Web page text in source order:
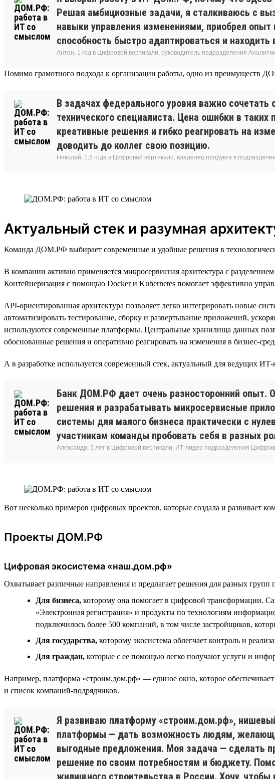
Решая амбициозные задачи, я сталкиваюсь с
навыки управления изменениями, приобрел
способность быстро адаптироваться и
Антон, 1 год в Цифровой вертикали, руководитель подразделения
Помимо грамотного подхода к организации работы, одно из преимуществ
В задачах федерального уровня важно
технического специалиста. Цена ошибки в
креативные решения и гибко реагировать на
доводить до коллег свою позицию.
Николай, 1,5 года в Цифровой вертикали, владелец продукта в
Актуальный стек и разумная
Команда ДОМ.РФ выбирает современные и удобные решения в
В компании активно применяется микросервисная архитектура с
Контейнеризация с помощью Docker и Kubernetes помогает эффективно
API-ориентированная архитектура позволяет легко интегрировать новые
автоматизировать тестирование, сборку и развертывание приложений,
используются современные платформы. Центральные хранилища данных
обоснованные решения и оперативно реагировать на изменения в бизнес-
А в разработке используется современный стек, актуальный для ведущих
Банк ДОМ.РФ дает очень разносторонний опыт.
решения и разрабатывать микросервисные
системы для малого бизнеса практически с
участникам команды пробовать себя в разных
Александр, 5 лет в Цифровой вертикали, ИТ-лидер подразделения
Вот несколько примеров цифровых проектов, которые создала и развивает
Проекты ДОМ.РФ
Цифровая экосистема «наш.дом.рф»
Охватывает различные направления и предлагает решения для разных групп
Для бизнеса, которому она помогает в цифровой трансформации.
«Электронная регистрация» и продукты по технологиям
подключилось более 500 компаний, в том числе застройщиков,
Для государства, которому экосистема облегчает контроль и
Для граждан, которые с ее помощью легко получают услуги и
Например, платформа «строим.дом.рф» — единое окно, которое
и список компаний-подрядчиков.
Я развиваю платформу «строим.дом.рф»,
платформы — дать возможность людям,
выгодные предложения. Моя задача — сделать
решение по своим потребностям и бюджету.
жилищного строительства в России. Хочу,